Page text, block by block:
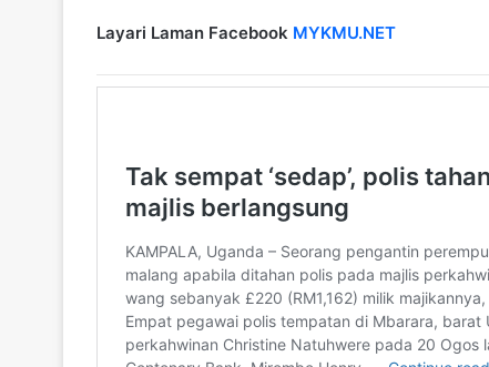
Layari Laman Facebook MYKMU.NET